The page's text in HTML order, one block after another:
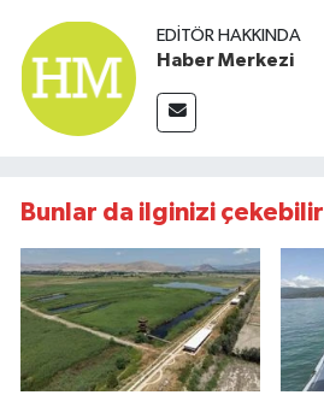
EDITÖR HAKKINDA
Haber Merkezi
Bunlar da ilginizi çekebilir